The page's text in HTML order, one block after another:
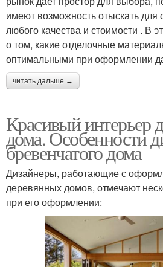
имеют возможность отыскать для
любого качества и стоимости . В
о том, какие отделочные
оптимальными при оформлении
читать дальше →
Красивый интерьер
дома. Особенности
бревенчатого дома
Дизайнеры, работающие с
деревянных домов, отмечают
при его оформлении: